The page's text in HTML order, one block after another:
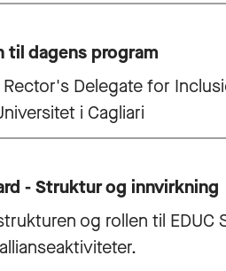
til dagens program
Rector's Delegate for
i Cagliari
- Struktur og innvirkning
og rollen til